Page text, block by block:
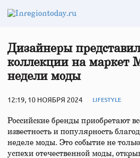
Дизайнеры
коллекции на маркет
недели моды
12:19, 10 НОЯБРЯ 2024 LIFESTYLE
Российские бренды приобретают
известность и популярность
неделе моды. Это событие не
успехи отечественной моды,